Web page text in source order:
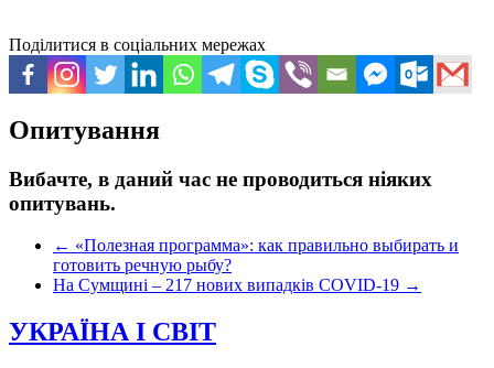
Поділитися в соціальних мережах
Опитування
Вибачте, в даний час не проводиться ніяких
опитувань.
← «Полезная программа»: как правильно выбирать и
готовить речную рыбу?
На Сумщині – 217 нових випадків COVID-19 →
УКРАЇНА І СВІТ